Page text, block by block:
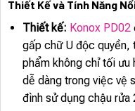
Thiết Kế và Tính Năng
Thiết kế: Konox PD02
gấp chữ U độc quyền,
phẩm không chỉ tối ưu
dễ dàng trong việc vệ
đình sử dụng chậu rửa